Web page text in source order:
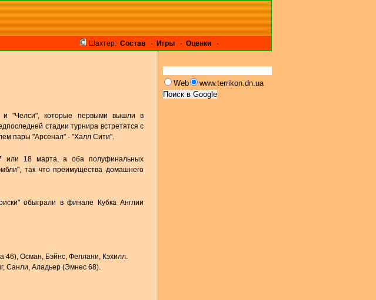
Шахтер: Cостав · Игры · Оценки ·
и "Челси", которые первыми вышли в
стадии турнира встретятся с
пары "Арсенал" - "Халл Сити".
или 18 марта, а оба полуфинальных
так что преимущества домашнего
обыграли в финале Кубка Англии
46), Осман, Бэйнс, Феллани, Кэхилл.
Санли, Аладьер (Эмнес 68).
Web www.terrikon.dn.ua